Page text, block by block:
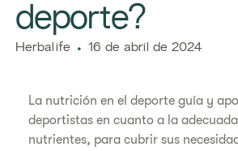
deporte?​
Herbalife 16 de abril de 2024
La nutrición en el deporte guía y
deportistas en cuanto a la
nutrientes, para cubrir sus